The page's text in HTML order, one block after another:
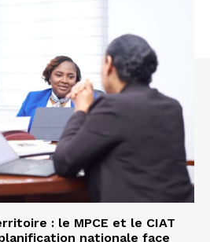
: le MPCE et le CIAT
nationale face